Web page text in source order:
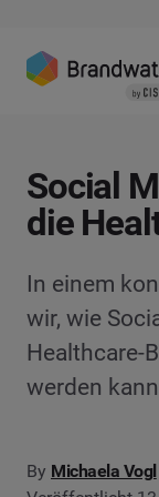
Social
die
In einem
wir, wie
Healthcare-
werden
By Michaela Vogl